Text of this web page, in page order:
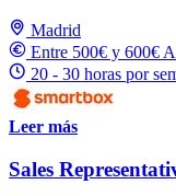
Madrid
Entre 500€ y 600€
20 - 30 horas por
Leer más
Sales